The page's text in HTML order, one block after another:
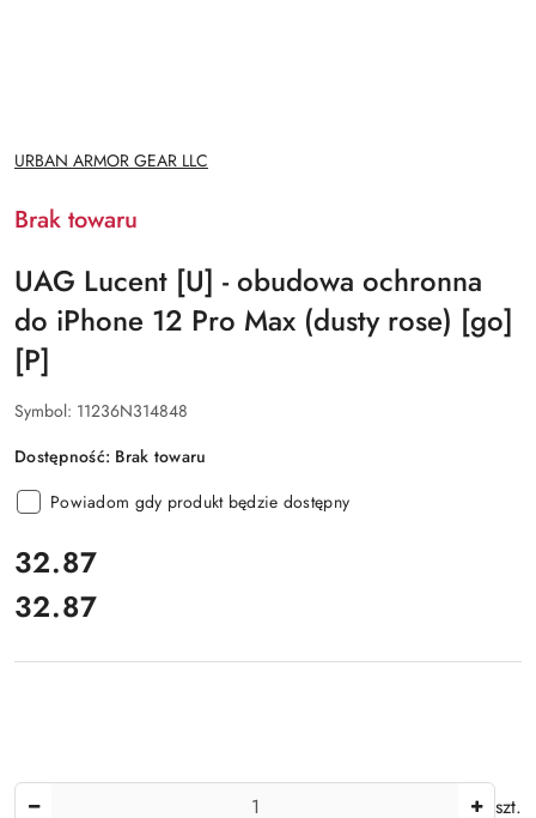
NAZWA
PRODUCENTA:
URBAN ARMOR GEAR LLC
Brak towaru
UAG Lucent [U] - obudowa ochronna
do iPhone 12 Pro Max (dusty rose) [go]
[P]
Symbol: 11236N314848
Dostępność: Brak towaru
Powiadom gdy produkt będzie dostępny
cena:
32.87
Cena:
32.87
szt.